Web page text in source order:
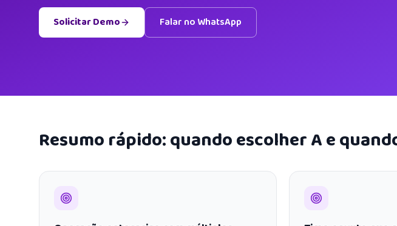
Solicitar Demo Falar no WhatsApp
Resumo rápido: quando escolher A e